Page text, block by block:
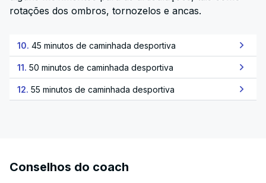
rotações dos ombros, tornozelos e ancas.
10. 45 minutos de caminhada desportiva
11. 50 minutos de caminhada desportiva
12. 55 minutos de caminhada desportiva
Conselhos do coach